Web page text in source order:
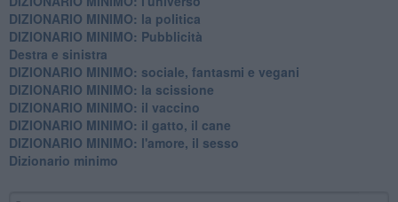
DIZIONARIO MINIMO: la politica
DIZIONARIO MINIMO: Pubblicità
Destra e sinistra
DIZIONARIO MINIMO: sociale, fantasmi e vegani
DIZIONARIO MINIMO: la scissione
DIZIONARIO MINIMO: il vaccino
DIZIONARIO MINIMO: il gatto, il cane
DIZIONARIO MINIMO: l'amore, il sesso
Dizionario minimo